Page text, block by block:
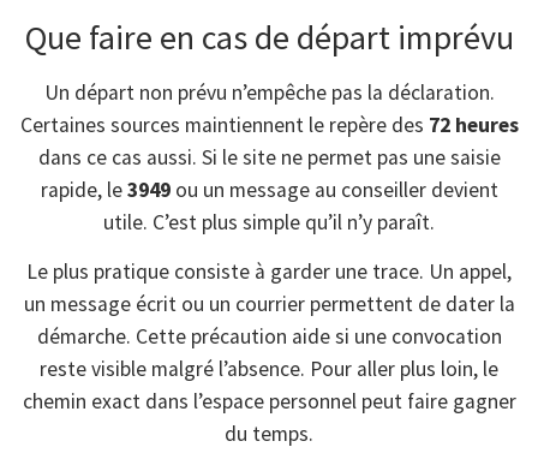
Que faire en cas de départ imprévu
Un départ non prévu n’empêche pas la déclaration.
Certaines sources maintiennent le repère des 72 heures
dans ce cas aussi. Si le site ne permet pas une saisie
rapide, le3949ou un message au conseiller devient
utile. C’est plus simple qu’il n’y paraît.
Le plus pratique consiste à garder une trace. Un appel,
un message écrit ou un courrier permettent de dater la
démarche. Cette précaution aide si une convocation
reste visible malgré l’absence. Pour aller plus loin, le
chemin exact dans l’espace personnel peut faire gagner
du temps.